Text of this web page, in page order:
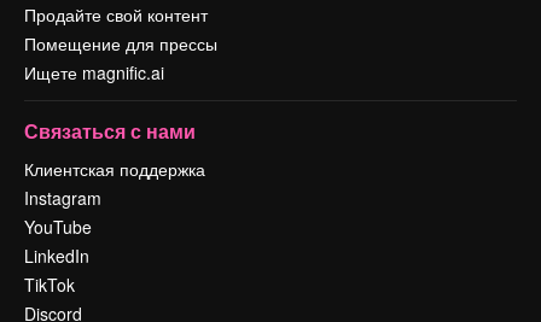
Продайте свой контент
Помещение для прессы
Ищете magnific.ai
Связаться с нами
Клиентская поддержка
Instagram
YouTube
LinkedIn
TikTok
Discord